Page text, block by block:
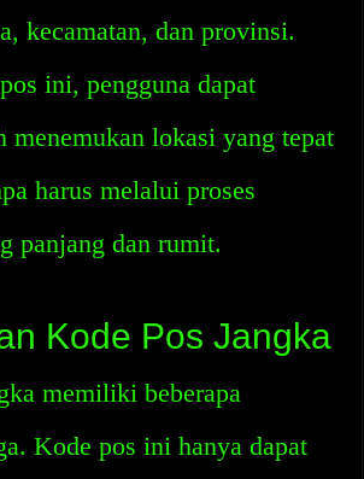
kecamatan, dan provinsi.
ini, pengguna dapat
menemukan lokasi yang tepat
harus melalui proses
panjang dan rumit.
Kode Pos Jangka
memiliki beberapa
Kode pos ini hanya dapat